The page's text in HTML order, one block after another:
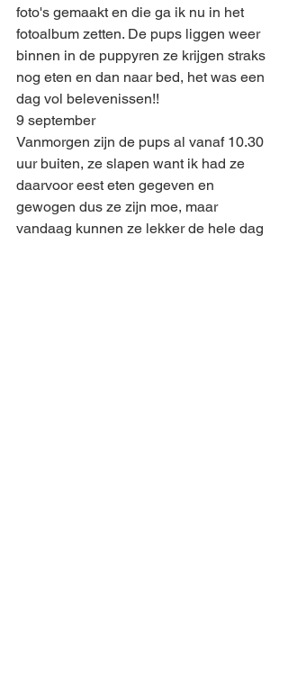
foto's gemaakt en die ga ik nu in het
fotoalbum zetten. De pups liggen weer
binnen in de puppyren ze krijgen straks
nog eten en dan naar bed, het was een
dag vol belevenissen!!
9 september
Vanmorgen zijn de pups al vanaf 10.30
uur buiten, ze slapen want ik had ze
daarvoor eest eten gegeven en
gewogen dus ze zijn moe, maar
vandaag kunnen ze lekker de hele dag